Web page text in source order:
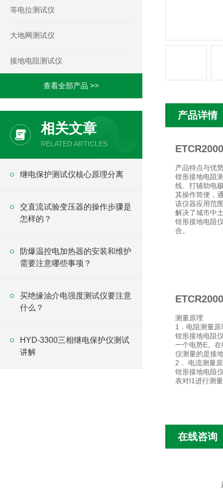
等电位测试仪
大地网测试仪
接地电阻测试仪
查看全部产品 >>
相关文章
RELATED ARTICLES
继电保护测试仪核心原理分离
交直流试验变压器的操作步骤是
怎样的？
防爆温控电加热器的安装和维护
需要注意哪些事项？
买绝缘油介电强度测试仪要注意
什么？
HYD-3300三相继电保护仪测试
讲解
产品详情
产品特点与优
钳形接地电阻
线、打辅助电
其操作简便，
该仪器应用范
解决了城市中
钳形接地电阻
合。
测量原理
1．电阻测量原
钳形接地电阻
一个电势E。
仪测量的是接
2． 电流测量
钳形接地电阻
表对I1进行测
在线咨询